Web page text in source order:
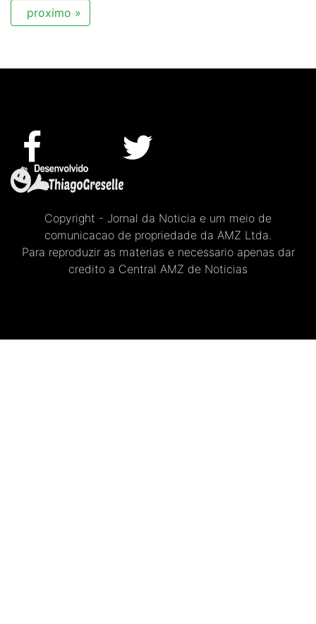
proximo »
Copyright - Jornal da Noticia e um meio de
comunicacao de propriedade da AMZ Ltda.
Para reproduzir as materias e necessario apenas dar
credito a Central AMZ de Noticias